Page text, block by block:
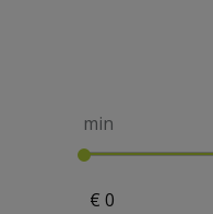
min